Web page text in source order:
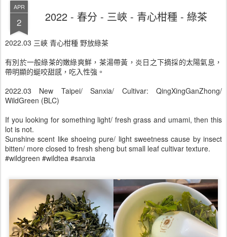
APR
2 2022 - 春分 - 三峽 - 青心柑種 - 綠茶
2022.03 三峽 青心柑種 野放綠茶
有別於一般綠茶的嫩綠爽鮮，茶湯帶黃，炎日之下摘採的太陽氣息，
帶明顯的蜒咬甜感，吃入性強。
2022.03 New Taipei/ Sanxia/ Cultivar: QingXingGanZhong/
WildGreen (BLC)
If you looking for something light/ fresh grass and umami, then this
lot is not.
Sunshine scent like shoeing pure/ light sweetness cause by insect
bitten/ more closed to fresh sheng but small leaf cultivar texture.
#wildgreen #wildtea #sanxia